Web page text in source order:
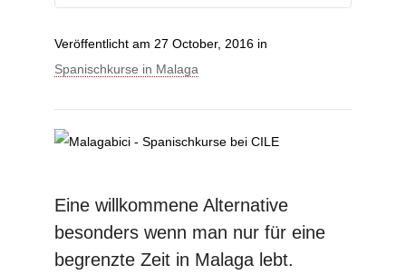
Veröffentlicht am 27 October, 2016 in
Spanischkurse in Malaga
Eine willkommene Alternative
besonders wenn man nur für eine
begrenzte Zeit in Malaga lebt.